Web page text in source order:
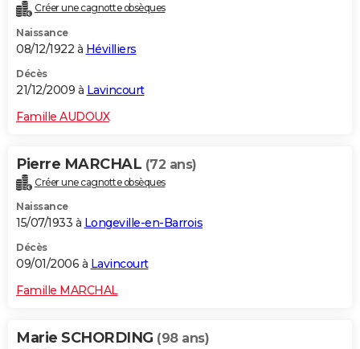
Créer une cagnotte obsèques
Naissance
08/12/1922 à Hévilliers
Décès
21/12/2009 à Lavincourt
Famille AUDOUX
Pierre MARCHAL (72 ans)
Créer une cagnotte obsèques
Naissance
15/07/1933 à Longeville-en-Barrois
Décès
09/01/2006 à Lavincourt
Famille MARCHAL
Marie SCHORDING (98 ans)